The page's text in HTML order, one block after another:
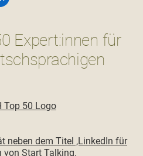
Expert:innen für